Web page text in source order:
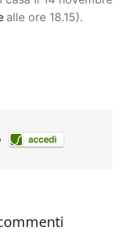
alle ore 18.15).